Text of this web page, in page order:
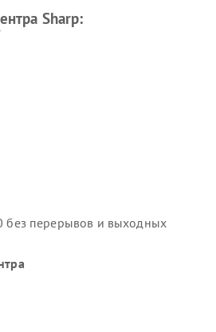
Sharp:
перерывов и выходных